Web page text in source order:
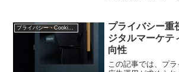
プライバシー重
ジタルマーケテ
向性
この記事では、プ